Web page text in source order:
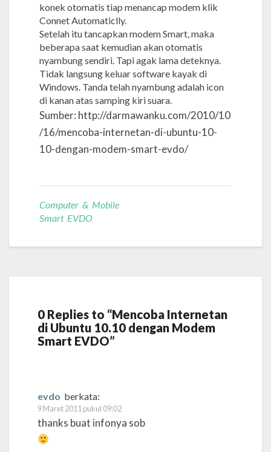
konek otomatis tiap menancap modem klik
Connet Automaticlly.
Setelah itu tancapkan modem Smart, maka
beberapa saat kemudian akan otomatis
nyambung sendiri. Tapi agak lama deteknya.
Tidak langsung keluar software kayak di
Windows. Tanda telah nyambung adalah icon
di kanan atas samping kiri suara.
Sumber: http://darmawanku.com/2010/10
/16/mencoba-internetan-di-ubuntu-10-
10-dengan-modem-smart-evdo/
Computer & Mobile
Smart EVDO
0 Replies to “Mencoba Internetan
di Ubuntu 10.10 dengan Modem
Smart EVDO”
evdo berkata:
9 Maret 2011 pukul 09:02
thanks buat infonya sob